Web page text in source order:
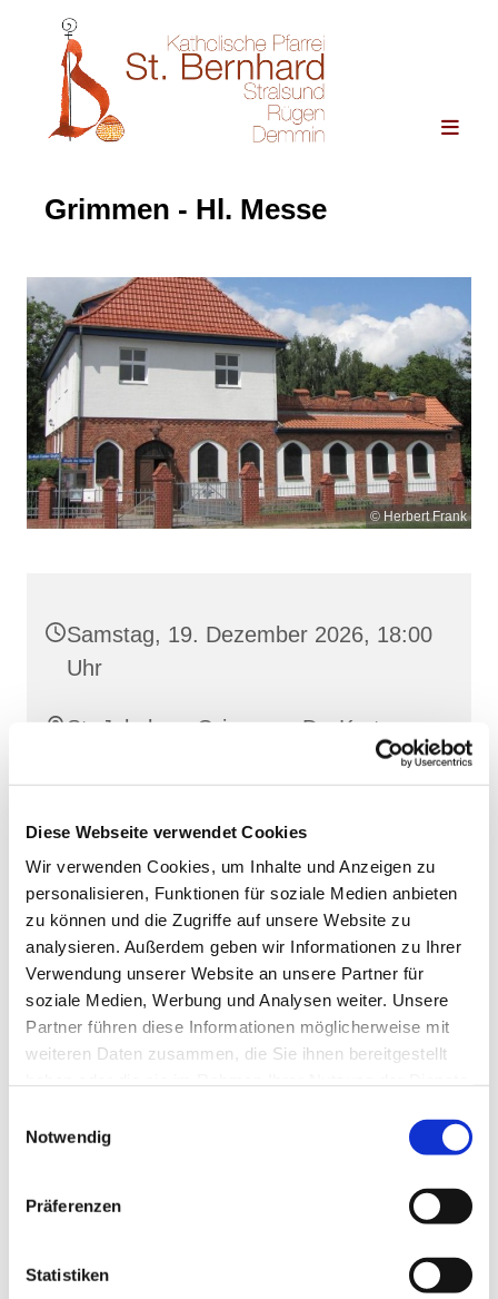
Diese Webseite verwendet Cookies
Wir verwenden Cookies, um Inhalte und Anzeigen zu
personalisieren, Funktionen für soziale Medien anbieten
zu können und die Zugriffe auf unsere Website zu
analysieren. Außerdem geben wir Informationen zu Ihrer
Verwendung unserer Website an unsere Partner für
soziale Medien, Werbung und Analysen weiter. Unsere
Partner führen diese Informationen möglicherweise mit
weiteren Daten zusammen, die Sie ihnen bereitgestellt
Notwendig
Präferenzen
Statistiken
Grimmen - Hl. Messe
© Herbert Frank
Samstag, 19. Dezember 2026, 18:00
Uhr
St. Jakobus, Grimmen, Dr.-Kurt-
Fischer-Straße 1, 18507 Grimmen